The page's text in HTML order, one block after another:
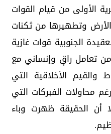
الأولى من قيام القوات
وتطهيرها من ثكنات
الجنوبية قوات غازية
تعامل راقٍ وإنساني مع
والقيم الأخلاقية التي
محاولات الفبركات التي
أن الحقيقة ظهرت وباء